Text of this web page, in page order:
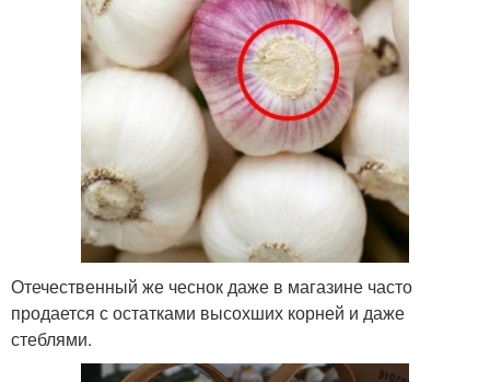
Отечественный же чеснок даже в магазине часто
продается с остатками высохших корней и даже
стеблями.